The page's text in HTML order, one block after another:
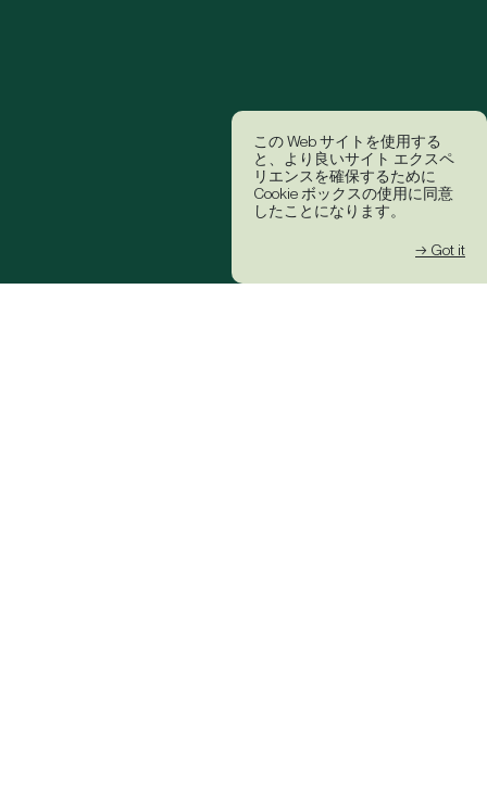
この Web サイトを使用する
と、より良いサイト エクスペ
リエンスを確保するために
Cookie ボックスの使用に同意
したことになります。
→ Got it